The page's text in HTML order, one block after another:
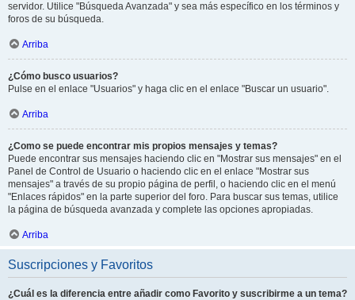
servidor. Utilice "Búsqueda Avanzada" y sea más específico en los términos y
foros de su búsqueda.
Arriba
¿Cómo busco usuarios?
Pulse en el enlace "Usuarios" y haga clic en el enlace "Buscar un usuario".
Arriba
¿Como se puede encontrar mis propios mensajes y temas?
Puede encontrar sus mensajes haciendo clic en "Mostrar sus mensajes" en el
Panel de Control de Usuario o haciendo clic en el enlace "Mostrar sus
mensajes" a través de su propio página de perfil, o haciendo clic en el menú
"Enlaces rápidos" en la parte superior del foro. Para buscar sus temas, utilice
la página de búsqueda avanzada y complete las opciones apropiadas.
Arriba
Suscripciones y Favoritos
¿Cuál es la diferencia entre añadir como Favorito y suscribirme a un tema?